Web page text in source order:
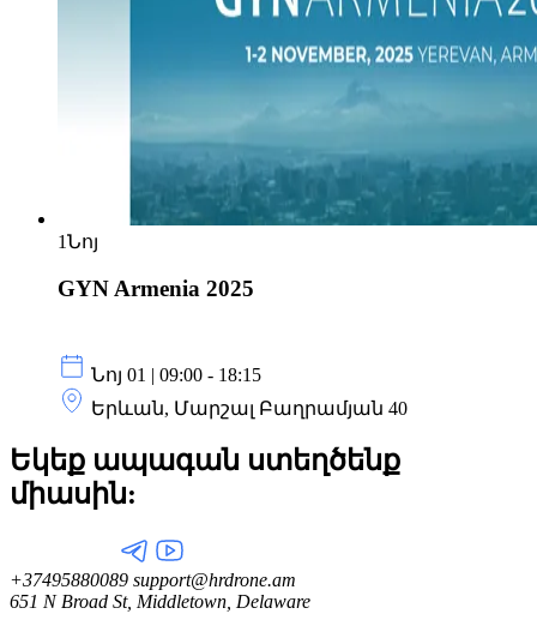
1Նոյ
GYN Armenia 2025
Նոյ 01 | 09:00 - 18:15
Երևան, Մարշալ Բաղրամյան 40
Եկեք ապագան ստեղծենք
միասին:
+37495880089 support@hrdrone.am
651 N Broad St, Middletown, Delaware